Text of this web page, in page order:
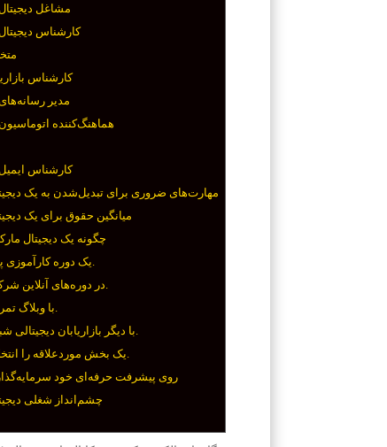
مشاغل
کارشناس
کارشناس
مدیر
هماهنگ‌کننده اتوماسیون
کارشناس
مهارت‌های ضروری برای تبدیل‌شدن به یک
میانگین حقوق برای یک
چگونه یک دیجیتال
۶. روی پیشرفت حرفه‌ای خود
چشم‌انداز شغلی